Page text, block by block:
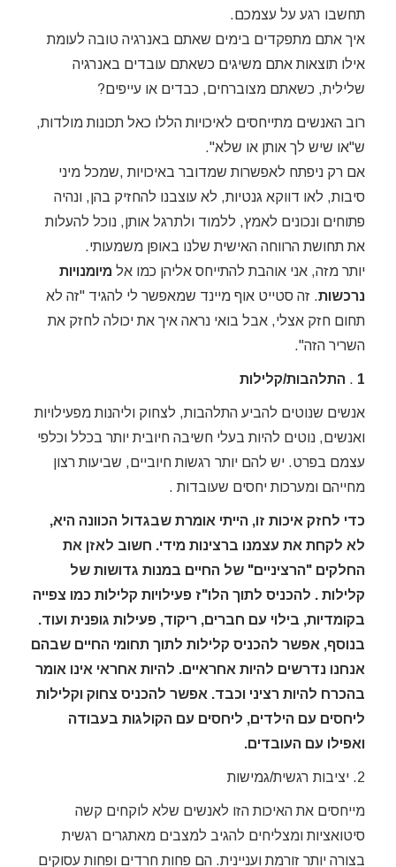
תחשבו רגע על עצמכם.
איך אתם מתפקדים בימים שאתם באנרגיה טובה לעומת
אילו תוצאות אתם משיגים כשאתם עובדים באנרגיה
שלילית, כשאתם מצוברחים, כבדים או עייפים?
רוב האנשים מתייחסים לאיכויות הללו כאל תכונות מולדות,
ש"או שיש לך אותן או שלא".
אם רק ניפתח לאפשרות שמדובר באיכויות ,שמכל מיני
סיבות, לאו דווקא גנטיות, לא עוצבנו להחזיק בהן, ונהיה
פתוחים ונכונים לאמץ, ללמוד ולתרגל אותן, נוכל להעלות
את תחושת הרווחה האישית שלנו באופן משמעותי.
יותר מזה, אני אוהבת להתייחס אליהן כמו אל מיומנויות
נרכשות. זה סטייט אוף מיינד שמאפשר לי להגיד "זה לא
תחום חזק אצלי, אבל בואי נראה איך את יכולה לחזק את
השריר הזה".
1
. התלהבות/קלילות
אנשים שנוטים להביע התלהבות, לצחוק וליהנות מפעילויות
ואנשים, נוטים להיות בעלי חשיבה חיובית יותר בכלל וכלפי
עצמם בפרט. יש להם יותר רגשות חיוביים, שביעות רצון
מחייהם ומערכות יחסים שעובדות .
כדי לחזק איכות זו, הייתי אומרת שבגדול הכוונה היא,
לא לקחת את עצמנו ברצינות מידי. חשוב לאזן את
החלקים "הרציניים" של החיים במנות גדושות של
קלילות . להכניס לתוך הלו"ז פעילויות קלילות כמו צפייה
בקומדיות, בילוי עם חברים, ריקוד, פעילות גופנית ועוד.
בנוסף, אפשר להכניס קלילות לתוך תחומי החיים שבהם
אנחנו נדרשים להיות אחראיים. להיות אחראי אינו אומר
בהכרח להיות רציני וכבד. אפשר להכניס צחוק וקלילות
ליחסים עם הילדים, ליחסים עם הקולגות בעבודה
ואפילו עם העובדים.
2. יציבות רגשית/גמישות
מייחסים את האיכות הזו לאנשים שלא לוקחים קשה
סיטואציות ומצליחים להגיב למצבים מאתגרים רגשית
בצורה יותר זורמת ועניינית. הם פחות חרדים ופחות עסוקים